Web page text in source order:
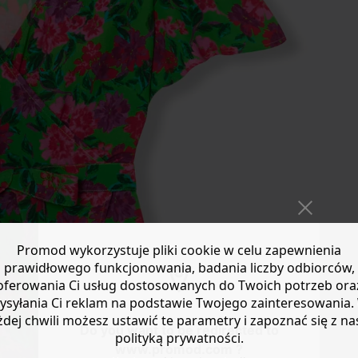
Do you want to be redirected to
www.promod.com ?
Promod wykorzystuje pliki cookie w celu zapewnienia
prawidłowego funkcjonowania, badania liczby odbiorców,
Ci usług dostosowanych do Twoich potrzeb
Ci reklam na podstawie Twojego zainteresowania.
chwili możesz ustawić te parametry i zapoznać się z
polityką prywatności.